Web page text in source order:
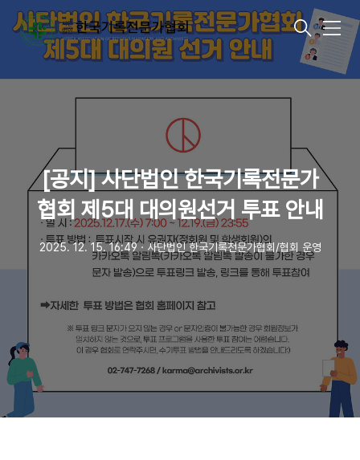
메
[공지] 사단법인 한국기록전문가
협회 제5대 대의원선거 투표 안내
2025. 12. 15. 16:49ㆍ 사단법인 한국기록전문가협회/협회 운영